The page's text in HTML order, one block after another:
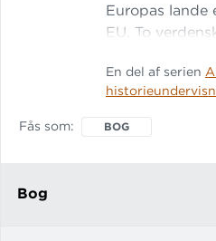
Europas lande
EU. To
det kun blevet
et men! I
eleverne
En del af serien
Fås som BOG
Bog